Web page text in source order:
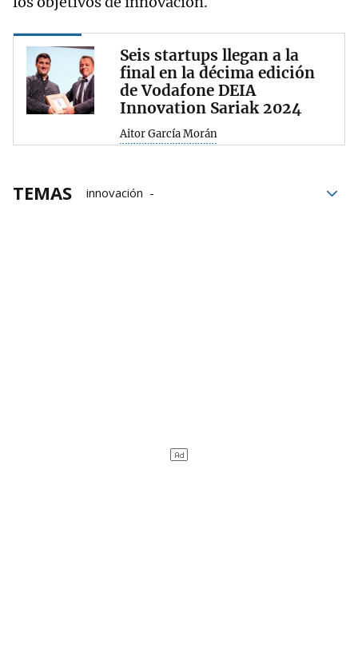
Seis startups llegan a la
final en la décima edición
de Vodafone DEIA
Innovation Sariak 2024
Aitor García Morán
TEMAS
innovación